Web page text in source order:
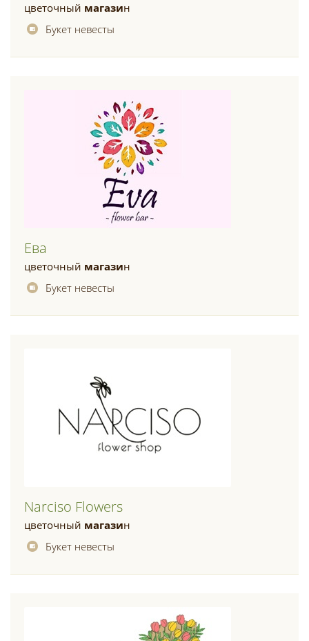
цветочный магазин
Букет невесты
Ева
цветочный магазин
Букет невесты
Narciso Flowers
цветочный магазин
Букет невесты